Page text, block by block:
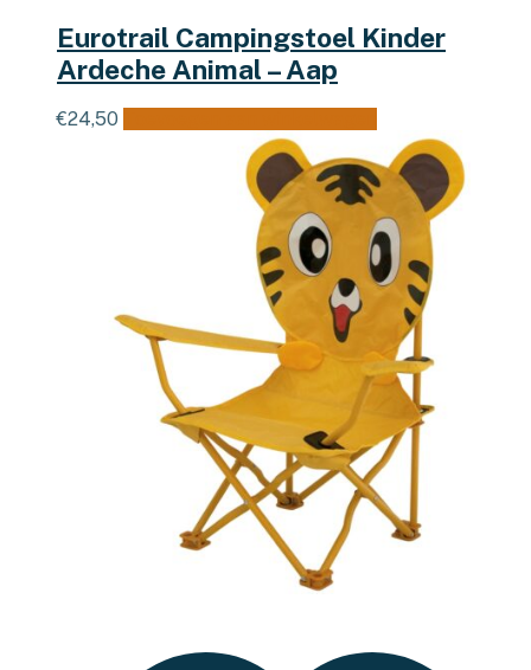
Eurotrail Campingstoel Kinder
Ardeche Animal – Aap
€24,50